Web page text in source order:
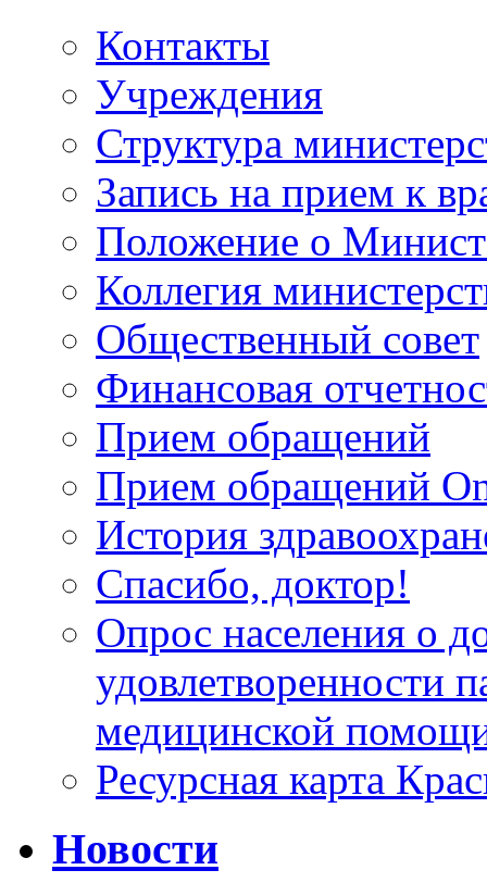
Контакты
Учреждения
Структура
Запись на прием к
Положение о
Коллегия
Общественный совет
Финансовая
Прием обращений
Прием обращений
История
Спасибо, доктор!
Опрос населения о
удовлетворенности
медицинской
Ресурсная карта
Новости